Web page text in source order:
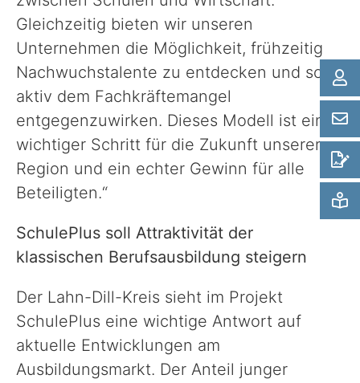
Gleichzeitig bieten wir unseren
Unternehmen die Möglichkeit, frühzeitig
Nachwuchstalente zu entdecken und so
aktiv dem Fachkräftemangel
entgegenzuwirken. Dieses Modell ist ein
wichtiger Schritt für die Zukunft unserer
Region und ein echter Gewinn für alle
Beteiligten.“
SchulePlus soll Attraktivität der
klassischen Berufsausbildung steigern
Der Lahn-Dill-Kreis sieht im Projekt
SchulePlus eine wichtige Antwort auf
aktuelle Entwicklungen am
Ausbildungsmarkt. Der Anteil junger